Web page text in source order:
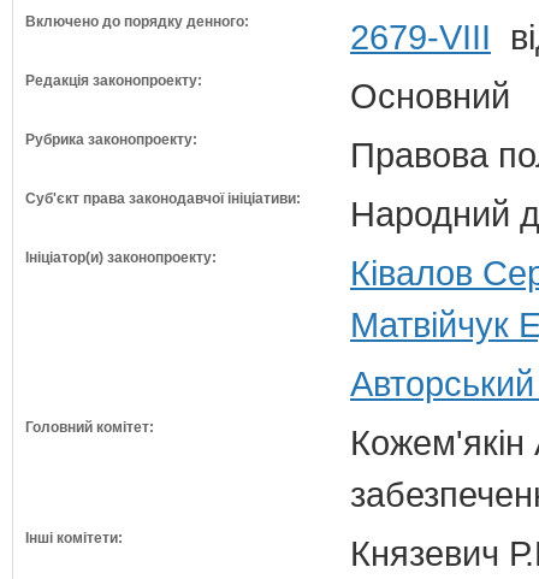
Включено до порядку денного: 2679-VIII
Редакція законопроекту: Основний
Рубрика законопроекту: Правова
Суб'єкт права законодавчої ініціативи: Народний
Ініціатор(и) законопроекту:
Ківалов
Матвійчук
Головний комітет:
Кожем'якін
Інші комітети:
Князевич